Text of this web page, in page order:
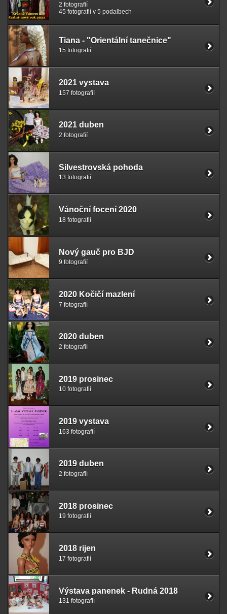
2 fotografií
45 fotografií v 5 podalbech
Tiana - "Orientální tanečnice"
15 fotografií
2021 vystava
157 fotografií
2021 duben
2 fotografií
Silvestrovská pohoda
13 fotografií
Vánoční focení 2020
18 fotografií
Nový gauč pro BJD
9 fotografií
2020 Kočičí mazlení
7 fotografií
2020 duben
2 fotografií
2019 prosinec
10 fotografií
2019 vystava
163 fotografií
2019 duben
2 fotografií
2018 prosinec
19 fotografií
2018 rijen
17 fotografií
Výstava panenek - Rudná 2018
131 fotografií